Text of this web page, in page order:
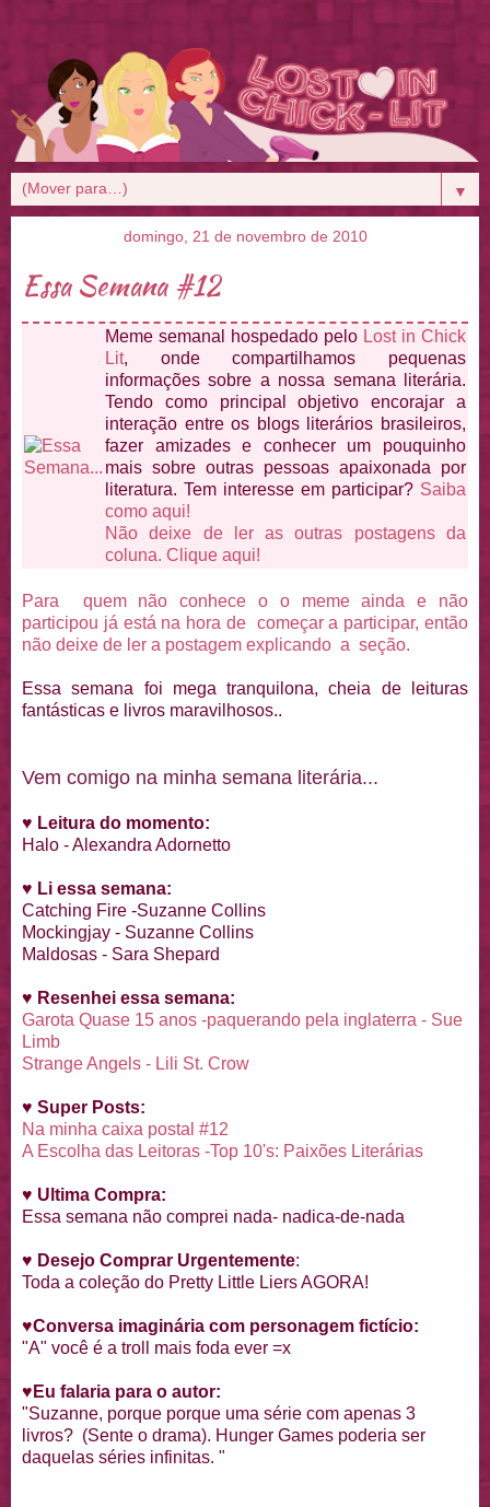
▼
domingo, 21 de novembro de 2010
Essa Semana #12
Meme semanal hospedado pelo Lost in Chick
Lit, onde compartilhamos pequenas
informações sobre a nossa semana literária.
Tendo como principal objetivo encorajar a
interação entre os blogs literários brasileiros,
fazer amizades e conhecer um pouquinho
mais sobre outras pessoas apaixonada por
literatura. Tem interesse em participar? Saiba
como aqui!
Não deixe de ler as outras postagens da
coluna. Clique aqui!
Para quem não conhece o o meme ainda e não
participou já está na hora de começar a participar, então
não deixe de ler a postagem explicando a seção.
Essa semana foi mega tranquilona, cheia de leituras
fantásticas e livros maravilhosos..
Vem comigo na minha semana literária...
♥ Leitura do momento:
Halo - Alexandra Adornetto
♥ Li essa semana:
Catching Fire -Suzanne Collins
Mockingjay - Suzanne Collins
Maldosas - Sara Shepard
♥ Resenhei essa semana:
Garota Quase 15 anos -paquerando pela inglaterra - Sue
Limb
Strange Angels - Lili St. Crow
♥ Super Posts:
Na minha caixa postal #12
A Escolha das Leitoras -Top 10's: Paixões Literárias
♥ Ultima Compra:
Essa semana não comprei nada- nadica-de-nada
♥ Desejo Comprar Urgentemente:
Toda a coleção do Pretty Little Liers AGORA!
♥Conversa imaginária com personagem fictício:
"A" você é a troll mais foda ever =x
♥ Eu falaria para o autor:
"Suzanne, porque porque uma série com apenas 3
livros? (Sente o drama). Hunger Games poderia ser
daquelas séries infinitas. "